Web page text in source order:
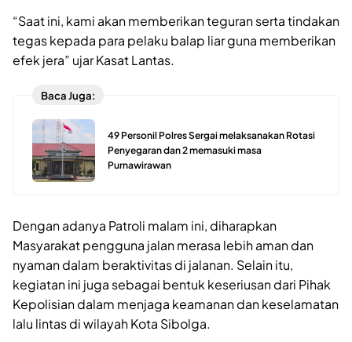
“Saat ini, kami akan memberikan teguran serta tindakan
tegas kepada para pelaku balap liar guna memberikan
efek jera” ujar Kasat Lantas.
Baca Juga:
49 Personil Polres Sergai melaksanakan Rotasi
Penyegaran dan 2 memasuki masa
Purnawirawan
Dengan adanya Patroli malam ini, diharapkan
Masyarakat pengguna jalan merasa lebih aman dan
nyaman dalam beraktivitas di jalanan. Selain itu,
kegiatan ini juga sebagai bentuk keseriusan dari Pihak
Kepolisian dalam menjaga keamanan dan keselamatan
lalu lintas di wilayah Kota Sibolga.